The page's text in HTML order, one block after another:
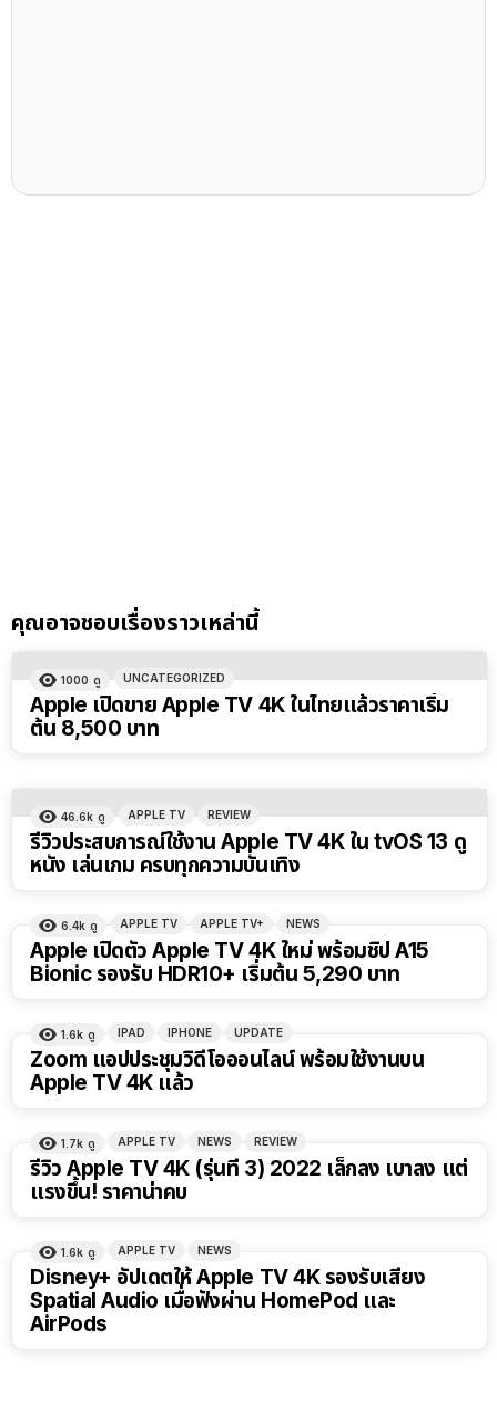
คุณอาจชอบเรื่องราวเหล่านี้
1000 ดู UNCATEGORIZED
Apple เปิดขาย Apple TV 4K ในไทยแล้วราคาเริ่ม
ต้น 8,500 บาท
46.6k ดู APPLE TV REVIEW
รีวิวประสบการณ์ใช้งาน Apple TV 4K ใน tvOS 13 ดู
หนัง เล่นเกม ครบทุกความบันเทิง
6.4k ดู APPLE TV APPLE TV+ NEWS
Apple เปิดตัว Apple TV 4K ใหม่ พร้อมชิป A15
Bionic รองรับ HDR10+ เริ่มต้น 5,290 บาท
1.6k ดู IPAD IPHONE UPDATE
Zoom แอปประชุมวิดีโอออนไลน์ พร้อมใช้งานบน
Apple TV 4K แล้ว
1.7k ดู APPLE TV NEWS REVIEW
รีวิว Apple TV 4K (รุ่นที่ 3) 2022 เล็กลง เบาลง แต่
แรงขึ้น! ราคาน่าคบ
1.6k ดู APPLE TV NEWS
Disney+ อัปเดตให้ Apple TV 4K รองรับเสียง
Spatial Audio เมื่อฟังผ่าน HomePod และ
AirPods